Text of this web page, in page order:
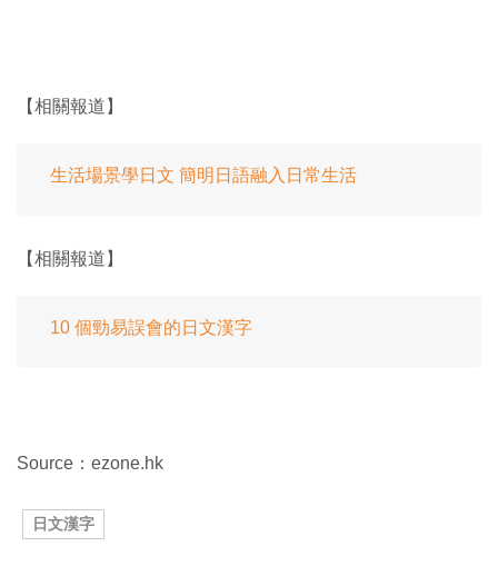
【相關報道】
生活場景學日文 簡明日語融入日常生活
【相關報道】
10 個勁易誤會的日文漢字
Source：ezone.hk
日文漢字